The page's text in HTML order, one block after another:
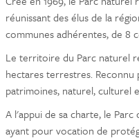
réunissant des élus de la
communes adhérentes, de 8
Le territoire du Parc naturel
hectares terrestres. Reconnu
patrimoines, naturel, culturel
A l'appui de sa charte, le
ayant pour vocation de